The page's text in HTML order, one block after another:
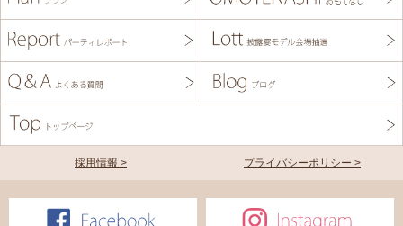
採用情報 > プライバシーポリシー >